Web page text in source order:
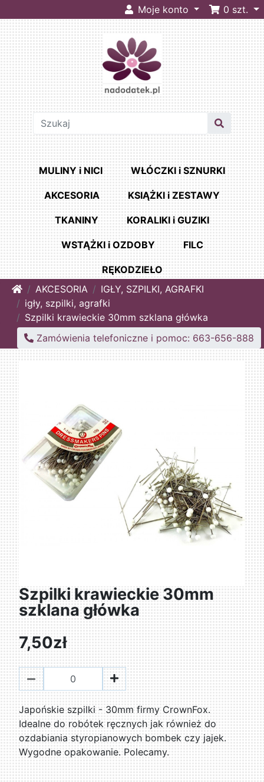
Moje konto 0 szt.
MULINY i NICI WŁÓCZKI i SZNURKI
AKCESORIA KSIĄŻKI i ZESTAWY
TKANINY KORALIKI i GUZIKI
WSTĄŻKI i OZDOBY FILC
RĘKODZIEŁO
HomeAKCESORIA
IGŁY, SZPILKI, AGRAFKI
igły, szpilki, agrafki
Szpilki krawieckie 30mm szklana główka
Zamówienia telefoniczne i pomoc: 663-656-888
Szpilki krawieckie 30mm
szklana główka
7,50zł
Japońskie szpilki - 30mm firmy CrownFox.
Idealne do robótek ręcznych jak również do
ozdabiania styropianowych bombek czy jajek.
Wygodne opakowanie. Polecamy.